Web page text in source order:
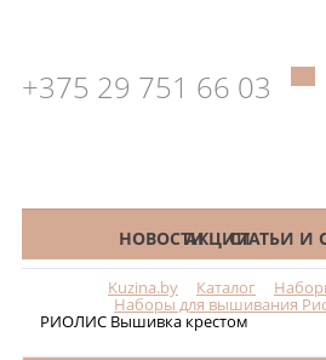
+375 29 751 66 03
КАТАЛОГНОВОСТИАКЦИИСТАТЬИ И
Kuzina.by Каталог
Наборы для вышивания
РИОЛИС Вышивка крестом